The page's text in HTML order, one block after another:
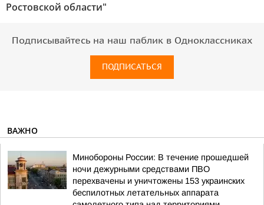
Ростовской области"
Подписывайтесь на наш паблик в Одноклассниках
ПОДПИСАТЬСЯ
ВАЖНО
Минобороны России: В течение прошедшей
ночи дежурными средствами ПВО
перехвачены и уничтожены 153 украинских
беспилотных летательных аппарата